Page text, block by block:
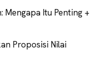
Mengapa Itu Penting +
Proposisi Nilai